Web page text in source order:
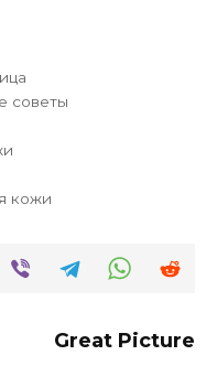
советы
кожи
Great Picture